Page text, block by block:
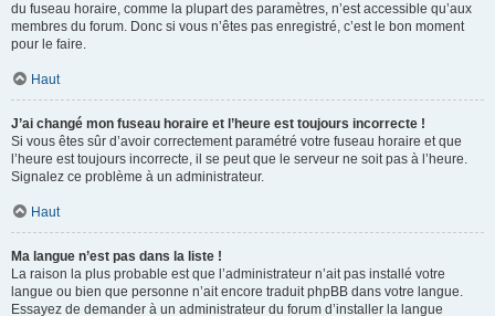
du fuseau horaire, comme la plupart des paramètres, n’est accessible qu’aux
membres du forum. Donc si vous n’êtes pas enregistré, c’est le bon moment
pour le faire.
Haut
J’ai changé mon fuseau horaire et l’heure est toujours incorrecte !
Si vous êtes sûr d’avoir correctement paramétré votre fuseau horaire et que
l’heure est toujours incorrecte, il se peut que le serveur ne soit pas à l’heure.
Signalez ce problème à un administrateur.
Haut
Ma langue n’est pas dans la liste !
La raison la plus probable est que l’administrateur n’ait pas installé votre
langue ou bien que personne n’ait encore traduit phpBB dans votre langue.
Essayez de demander à un administrateur du forum d’installer la langue